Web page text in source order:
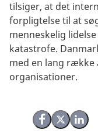
Del på Facebook
Del på X
Del
tilsiger, at det
forpligtelse til at
menneskelig
katastrofe.
med en lang
organisationer.